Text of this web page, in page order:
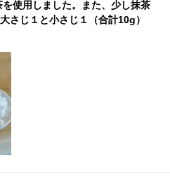
を使用しました。また、少し抹茶
さじ１と小さじ１（合計10g）